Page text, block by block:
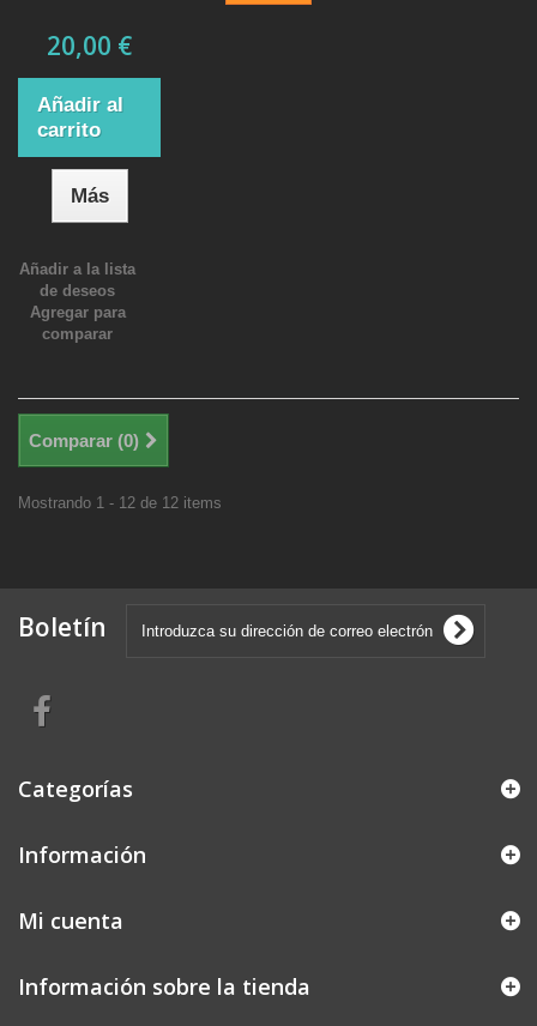
20,00 €
Añadir al
carrito
Más
Añadir a la lista
de deseos
Agregar para
comparar
Comparar (0)
Mostrando 1 - 12 de 12 items
Boletín
Categorías
Información
Mi cuenta
Información sobre la tienda